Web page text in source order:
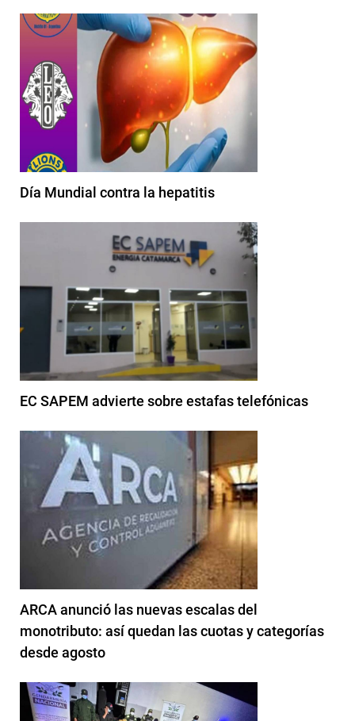
Día Mundial contra la hepatitis
EC SAPEM advierte sobre estafas telefónicas
ARCA anunció las nuevas escalas del
monotributo: así quedan las cuotas y categorías
desde agosto